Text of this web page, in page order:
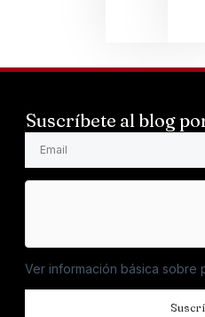
Suscríbete al blog
Ver información básica sobre